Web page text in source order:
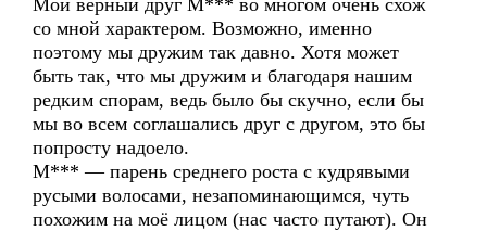
Мой верный друг М*** во многом очень схож
со мной характером. Возможно, именно
поэтому мы дружим так давно. Хотя может
быть так, что мы дружим и благодаря нашим
редким спорам, ведь было бы скучно, если бы
мы во всем соглашались друг с другом, это бы
попросту надоело.
М*** — парень среднего роста с кудрявыми
русыми волосами, незапоминающимся, чуть
похожим на моё лицом (нас часто путают). Он